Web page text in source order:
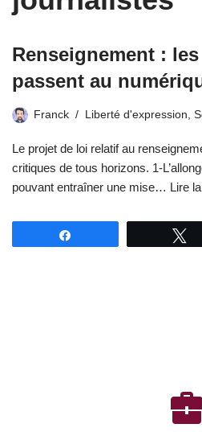
Renseignement :
passent au
Franck Liberté d'expression,
Le projet de loi relatif au
critiques de tous horizons. 1-
pouvant entraîner une mise… Lire